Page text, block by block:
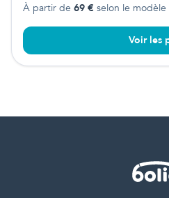
À partir de 69 € selon le
Voir les